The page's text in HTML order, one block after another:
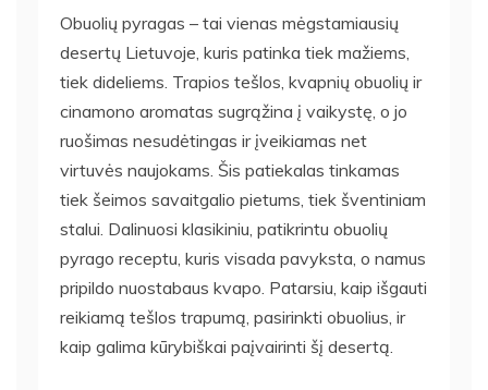
Obuolių pyragas – tai vienas mėgstamiausių
desertų Lietuvoje, kuris patinka tiek mažiems,
tiek dideliems. Trapios tešlos, kvapnių obuolių ir
cinamono aromatas sugrąžina į vaikystę, o jo
ruošimas nesudėtingas ir įveikiamas net
virtuvės naujokams. Šis patiekalas tinkamas
tiek šeimos savaitgalio pietums, tiek šventiniam
stalui. Dalinuosi klasikiniu, patikrintu obuolių
pyrago receptu, kuris visada pavyksta, o namus
pripildo nuostabaus kvapo. Patarsiu, kaip išgauti
reikiamą tešlos trapumą, pasirinkti obuolius, ir
kaip galima kūrybiškai paįvairinti šį desertą.